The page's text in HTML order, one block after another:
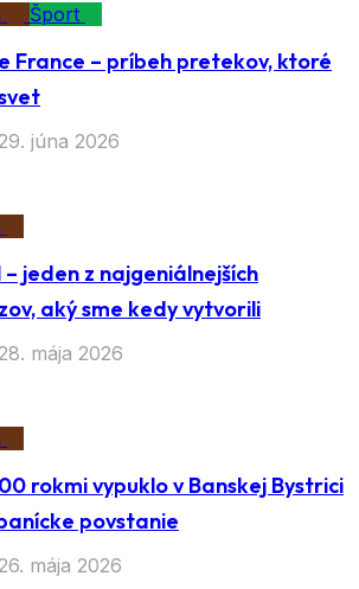
Šport
France – príbeh pretekov, ktoré
29. júna 2026
– jeden z najgeniálnejších
aký sme kedy vytvorili
28. mája 2026
rokmi vypuklo v Banskej Bystrici
povstanie
26. mája 2026